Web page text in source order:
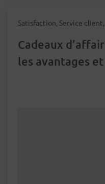
Satisfaction, Service
Cadeaux
les avantages